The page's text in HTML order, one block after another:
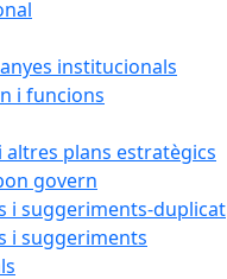
institucionals
i funcions
altres plans estratègics
govern
i suggeriments-duplicat
i suggeriments